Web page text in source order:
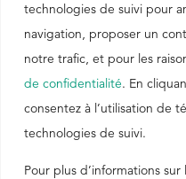
technologies de suivi pour
navigation, proposer un
notre trafic, et pour les
de confidentialité. En
consentez à l’utilisation de
technologies de suivi.
Pour plus d’informations
RESSOURCES
BLOGUE
EthicsPoint
Nous joindre
Carrières